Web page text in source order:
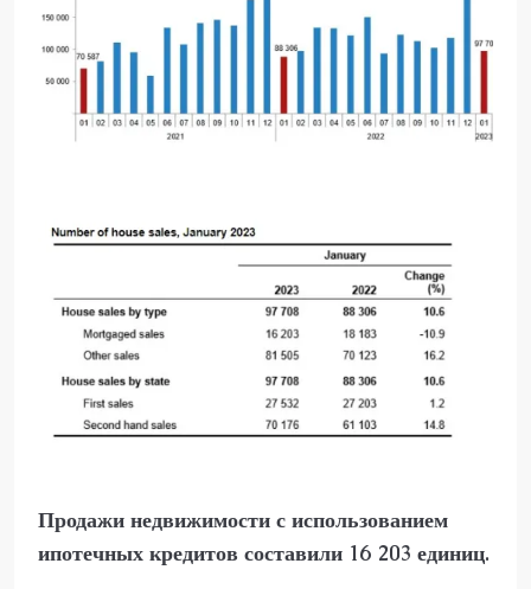
Продажи недвижимости с использованием
ипотечных кредитов составили 16 203 единиц.